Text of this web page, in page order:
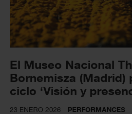
El Museo Nacional
Bornemisza (Madrid)
ciclo ‘Visión y
23 ENERO 2026 PERFORMANCES